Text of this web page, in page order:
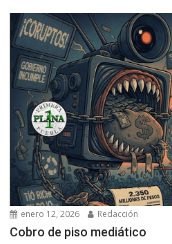
enero 12, 2026 Redacción
Cobro de piso mediático